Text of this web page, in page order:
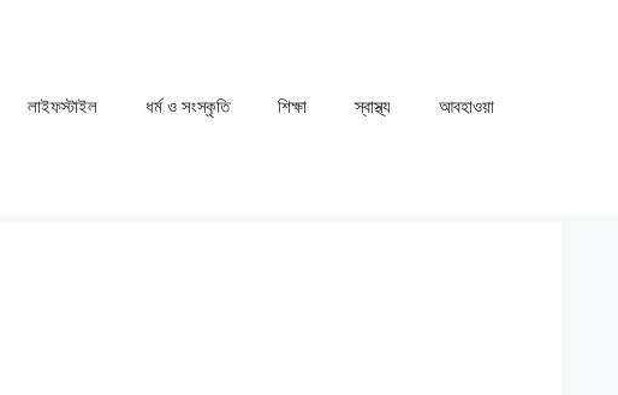
লাইফস্টাইল ধর্ম ও সংস্কৃতি ⁠⁠শিক্ষা ⁠⁠স্বাস্থ্য ⁠⁠আবহাওয়া